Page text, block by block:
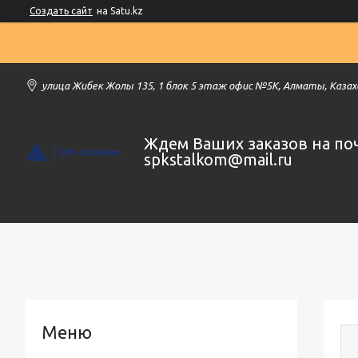
Создать сайт на Satu.kz
улица Жибек Жолы 135, 1 блок 5 этаж офис №5К, Алматы,
Ждем Ваших заказов на
spkstalkom@mail.ru